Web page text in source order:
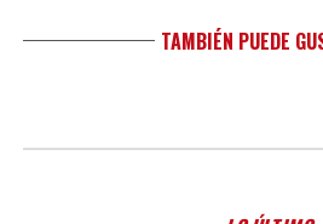
TAMBIÉN PUEDE